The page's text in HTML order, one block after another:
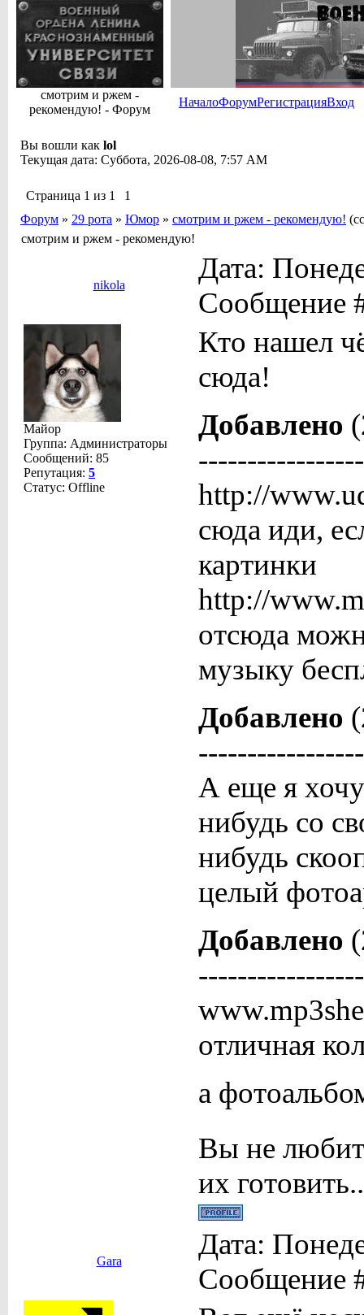
смотрим и ржем -
рекомендую! - Форум
НачалоФорумРегистрацияВход
Вы вошли как lol
Текущая дата: Суббота, 2026-08-08, 7:57 AM
Страница 1 из 1
1
Форум » 29 рота » Юмор » смотрим и ржем - рекомендую!
смотрим и ржем - рекомендую!
nikola
Дата:
Сообщение
Майор
Группа: Администраторы
Сообщений: 85
Репутация: 5
Статус: Offline
Кто нашел
сюда!
Добавлено
http://
сюда иди,
картинки
http://
отсюда
музыку
Добавлено
А еще я хочу
нибудь со
нибудь
целый
Добавлено
отличная
а
Вы не
их готовить..
Gara
Дата:
Сообщение